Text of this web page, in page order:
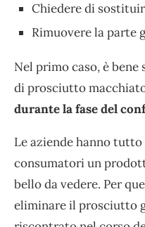
Chiedere di
Rimuovere la parte
Nel primo caso, è
di prosciutto
durante la fase del
Le aziende hanno
consumatori un
bello da vedere. Per
eliminare il prosciutto